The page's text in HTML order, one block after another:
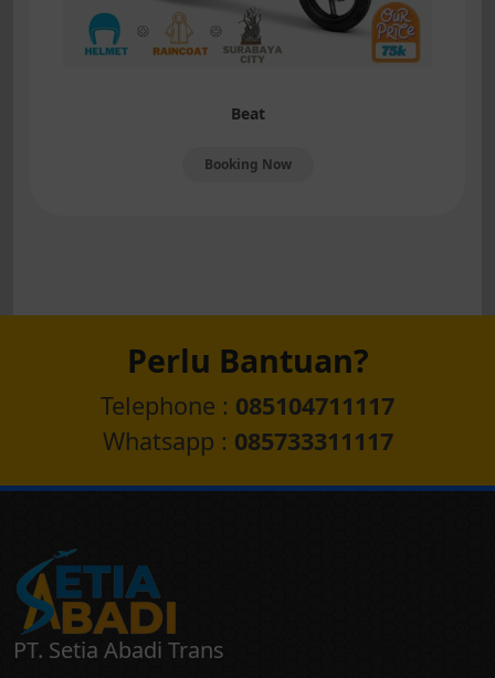
Beat
Booking Now
Perlu Bantuan?
Telephone : 085104711117
Whatsapp : 085733311117
PT. Setia Abadi Trans